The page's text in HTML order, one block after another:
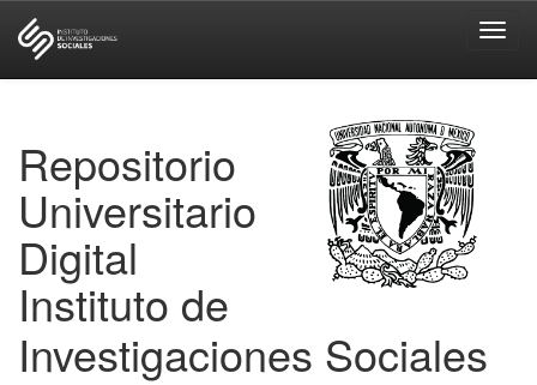
Repositorio
Universitario
Digital
Instituto de
Investigaciones Sociales